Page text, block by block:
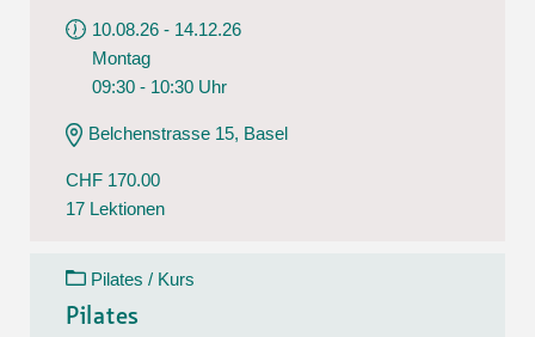
10.08.26 - 14.12.26
Montag
09:30 - 10:30 Uhr
Belchenstrasse 15, Basel
CHF 170.00
17 Lektionen
Pilates / Kurs
Pilates